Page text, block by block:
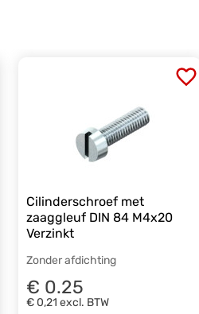
Cilinderschroef met
zaaggleuf DIN 84 M4x20
Verzinkt
Zonder afdichting
€ 0.25
€ 0,21 excl. BTW